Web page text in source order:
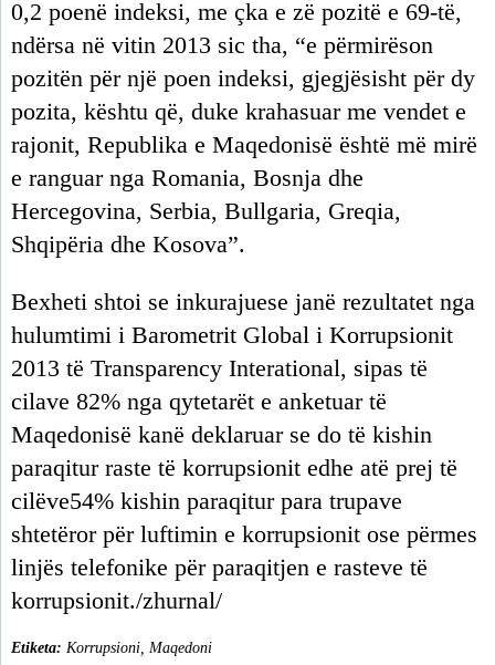
0,2 poenë indeksi, me çka e zë pozitë e 69-të,
ndërsa në vitin 2013 sic tha, “e përmirëson
pozitën për një poen indeksi, gjegjësisht për dy
pozita, kështu që, duke krahasuar me vendet e
rajonit, Republika e Maqedonisë është më mirë
e ranguar nga Romania, Bosnja dhe
Hercegovina, Serbia, Bullgaria, Greqia,
Shqipëria dhe Kosova”.
Bexheti shtoi se inkurajuese janë rezultatet nga
hulumtimi i Barometrit Global i Korrupsionit
2013 të Transparency Interational, sipas të
cilave 82% nga qytetarët e anketuar të
Maqedonisë kanë deklaruar se do të kishin
paraqitur raste të korrupsionit edhe atë prej të
cilëve54% kishin paraqitur para trupave
shtetëror për luftimin e korrupsionit ose përmes
linjës telefonike për paraqitjen e rasteve të
korrupsionit./zhurnal/
Etiketa: Korrupsioni, Maqedoni